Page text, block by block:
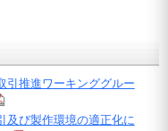
引推進ワーキンググルー
及び製作環境の適正化に